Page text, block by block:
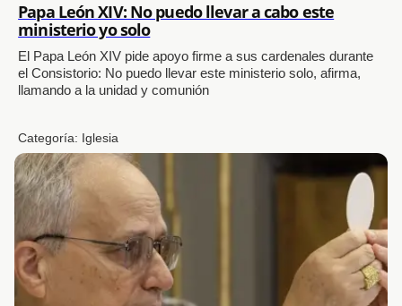
Papa León XIV: No puedo llevar a cabo este
ministerio yo solo
El Papa León XIV pide apoyo firme a sus cardenales durante
el Consistorio: No puedo llevar este ministerio solo, afirma,
llamando a la unidad y comunión
Categoría: Iglesia